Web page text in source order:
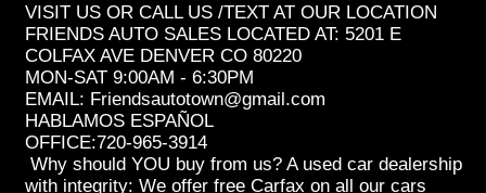
VISIT US OR CALL US /TEXT AT OUR LOCATION
FRIENDS AUTO SALES LOCATED AT: 5201 E
COLFAX AVE DENVER CO 80220
MON-SAT 9:00AM - 6:30PM
EMAIL: Friendsautotown@gmail.com
HABLAMOS ESPAÑOL
OFFICE:720-965-3914
Why should YOU buy from us? A used car dealership
with integrity: We offer free Carfax on all our cars